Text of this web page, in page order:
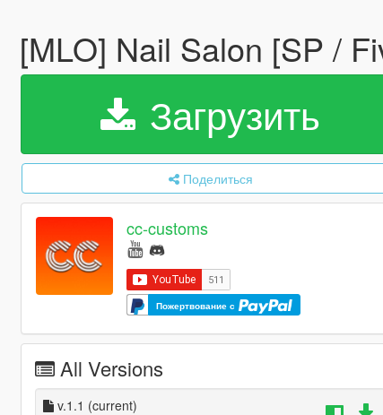
[MLO] Nail Salon [SP /
Загрузить
Поделиться
cc-customs
Пожертвование с
All Versions
v.1.1 (current)